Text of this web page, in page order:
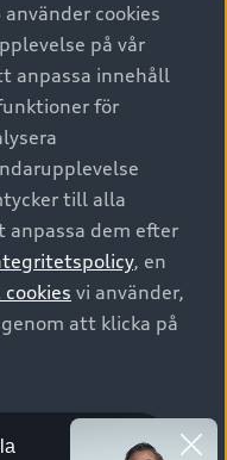
min bil av detta?
Reserved.
AG
använder cookies
på vår
anpassa innehåll
för
till alla
anpassa dem efter
, en
vi använder,
att klicka på